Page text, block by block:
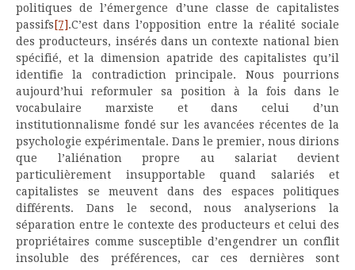
politiques de l’émergence d’une classe de capitalistes
passifs [7].C’est dans l’opposition entre la réalité sociale
des producteurs, insérés dans un contexte national bien
spécifié, et la dimension apatride des capitalistes qu’il
identifie la contradiction principale. Nous pourrions
aujourd’hui reformuler sa position à la fois dans le
vocabulaire marxiste et dans celui d’un
institutionnalisme fondé sur les avancées récentes de la
psychologie expérimentale. Dans le premier, nous dirions
que l’aliénation propre au salariat devient
particulièrement insupportable quand salariés et
capitalistes se meuvent dans des espaces politiques
différents. Dans le second, nous analyserions la
séparation entre le contexte des producteurs et celui des
propriétaires comme susceptible d’engendrer un conflit
insoluble des préférences, car ces dernières sont